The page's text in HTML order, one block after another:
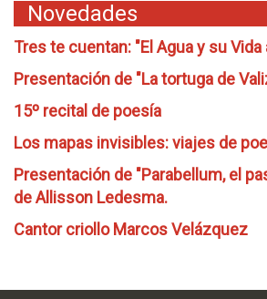
Novedades
Tres te cuentan: "El Agua y su Vida
Presentación de "La tortuga de
15º recital de poesía
Los mapas invisibles: viajes de
Presentación de "Parabellum, el
de Allisson Ledesma.
Cantor criollo Marcos Velázquez